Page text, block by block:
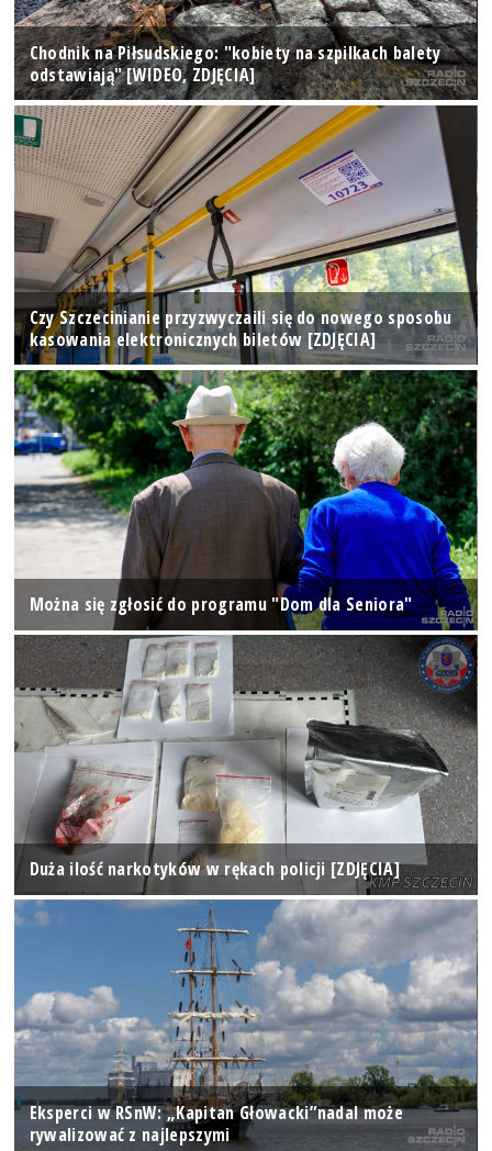
Chodnik na Piłsudskiego: "kobiety na szpilkach balety
odstawiają" [WIDEO, ZDJĘCIA]
Czy Szczecinianie przyzwyczaili się do nowego sposobu
kasowania elektronicznych biletów [ZDJĘCIA]
Można się zgłosić do programu "Dom dla Seniora"
Duża ilość narkotyków w rękach policji [ZDJĘCIA]
Eksperci w RSnW: „Kapitan Głowacki”nadal może
rywalizować z najlepszymi